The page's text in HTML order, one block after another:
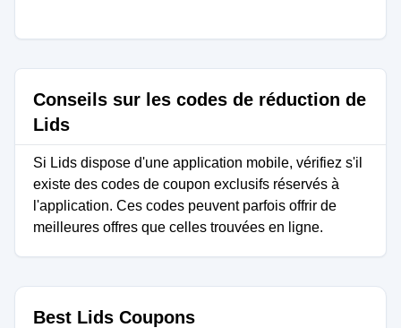
Conseils sur les codes de réduction de
Lids
Si Lids dispose d'une application mobile, vérifiez s'il
existe des codes de coupon exclusifs réservés à
l'application. Ces codes peuvent parfois offrir de
meilleures offres que celles trouvées en ligne.
Best Lids Coupons